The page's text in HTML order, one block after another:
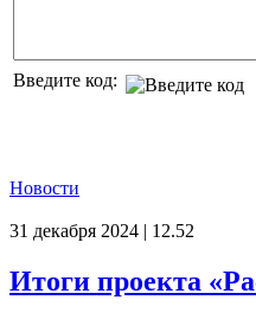
Введите код:
Новости
31 декабря 2024 | 12.52
Итоги проекта